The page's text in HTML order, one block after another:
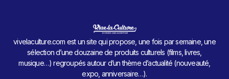
vivelaculture.com est un site qui propose, une fois par semaine, une
sélection d’une douzaine de produits culturels (films, livres,
musique…) regroupés autour d’un thème d’actualité (nouveauté,
expo, anniversaire…).